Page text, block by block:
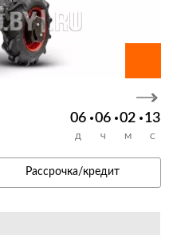
06 06 02 12
Д Ч М С
Рассрочка/кредит